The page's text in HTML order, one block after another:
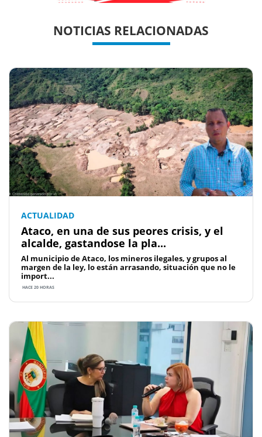
NOTICIAS RELACIONADAS
ACTUALIDAD
Ataco, en una de sus peores crisis, y el
alcalde, gastandose la pla...
Al municipio de Ataco, los mineros ilegales, y grupos al
margen de la ley, lo están arrasando, situación que no le
import...
HACE 20 HORAS